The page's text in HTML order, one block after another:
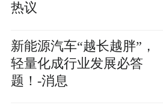
热议
新能源汽车“越长越胖”，
轻量化成行业发展必答
题！-消息